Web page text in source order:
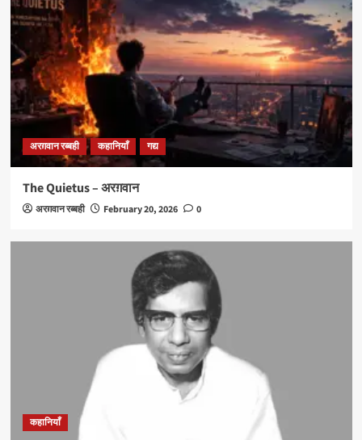
अरग़वान रब्बही कहानियाँ गद्य
The Quietus – अरग़वान
अरग़वान रब्बही February 20, 2026 0
कहानियाँ